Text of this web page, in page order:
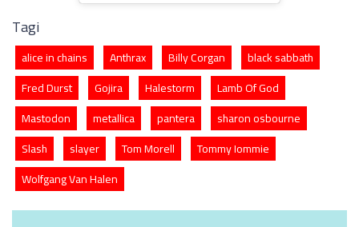
Tagi
alice in chains Anthrax Billy Corgan
black sabbath
Fred Durst
Gojira Halestorm
Lamb Of God
Mastodon
metallica pantera
sharon osbourne
Slash
slayer Tom Morell
Tommy Iommie
Wolfgang Van Halen